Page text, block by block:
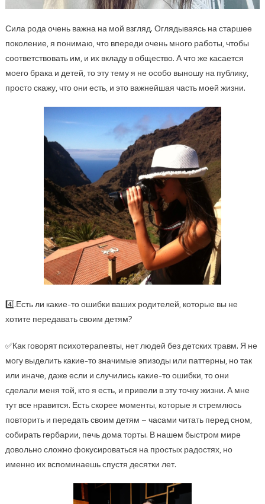
Сила рода очень важна на мой взгляд. Оглядываясь на старшее
поколение, я понимаю, что впереди очень много работы, чтобы
соответствовать им, и их вкладу в общество. А что же касается
моего брака и детей, то эту тему я не особо выношу на публику,
просто скажу, что они есть, и это важнейшая часть моей жизни.
4️⃣.Есть ли какие-то ошибки ваших родителей, которые вы не
хотите передавать своим детям?
✅Как говорят психотерапевты, нет людей без детских травм. Я не
могу выделить какие-то значимые эпизоды или паттерны, но так
или иначе, даже если и случились какие-то ошибки, то они
сделали меня той, кто я есть, и привели в эту точку жизни. А мне
тут все нравится. Есть скорее моменты, которые я стремлюсь
повторить и передать своим детям – часами читать перед сном,
собирать гербарии, печь дома торты. В нашем быстром мире
довольно сложно фокусироваться на простых радостях, но
именно их вспоминаешь спустя десятки лет.